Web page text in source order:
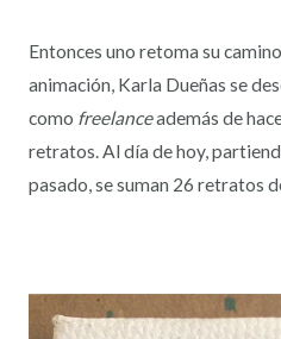
Entonces uno retoma su
animación, Karla Dueñas se
como freelanceademás de
retratos. Al día de hoy,
pasado, se suman 26 retratos